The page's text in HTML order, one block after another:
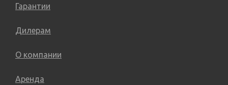
Гарантии
Дилерам
О компании
Аренда